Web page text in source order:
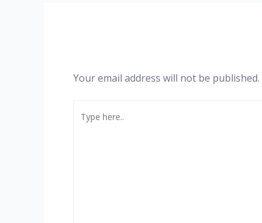
Your email address will not be published.